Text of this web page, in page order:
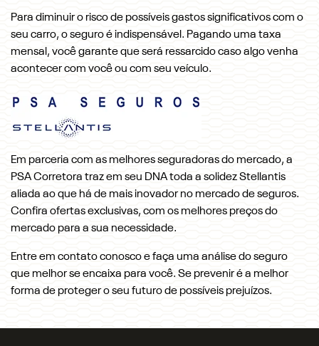
Para diminuir o risco de possíveis gastos significativos com o
seu carro, o seguro é indispensável. Pagando uma taxa
mensal, você garante que será ressarcido caso algo venha
acontecer com você ou com seu veículo.
Em parceria com as melhores seguradoras do mercado, a
PSA Corretora traz em seu DNA toda a solidez Stellantis
aliada ao que há de mais inovador no mercado de seguros.
Confira ofertas exclusivas, com os melhores preços do
mercado para a sua necessidade.
Entre em contato conosco e faça uma análise do seguro
que melhor se encaixa para você. Se prevenir é a melhor
forma de proteger o seu futuro de possíveis prejuízos.